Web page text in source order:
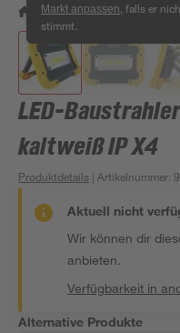
Markt anpassen , falls er
stimmt.
/ Bauen & Renovieren /
LED-
kaltweiß IP X4
Produktdetails | Artikelnummer:
Aktuell nicht
Wir können dir
anbieten.
Verfügbarkeit in
Alternative Produkte